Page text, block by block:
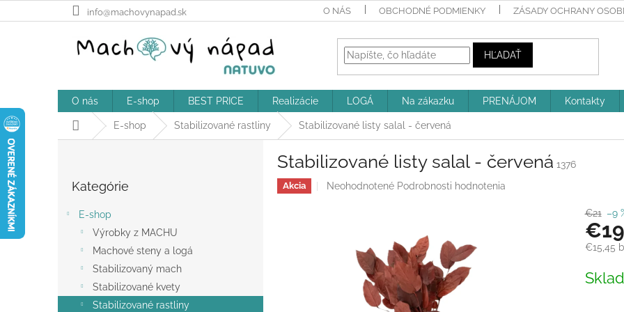
na
info@machovynapad.sk O NÁS OBCHODNÉ PODMIENKY ZÁSADY OCHRANY
HĽADAŤ
O nás E-shop BEST PRICE Realizácie LOGÁ Na zákazku PRENÁJOM Kontakty
DomovE-shop Stabilizované rastliny Stabilizované listy salal - červená
kategórie
Kategórie
E-shop
Výrobky z MACHU
Machové steny a logá
Stabilizovaný mach
Stabilizované kvety
Stabilizované rastliny
Stabilizované listy salal - červená 1376
Akcia
Priemerné
hviezdičiek.
Neohodnotené Podrobnosti hodnotenia
€21 –9
€19
€15,45
cena: